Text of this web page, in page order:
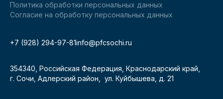
Политика обработки персональных данных
Согласие на обработку персональных данных
+7 (928) 294-97-81info@pfcsochi.ru
354340, Российская Федерация, Краснодарский край,
г. Сочи, Адлерский район, ул. Куйбышева, д. 21